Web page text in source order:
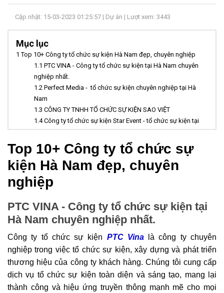
HỆ
Cập nhật: 15-03-2023 01:25:57 | Dự án | Lượt xem: 3443
Mục lục
1Top 10+ Công ty tổ chức sự kiện Hà Nam đẹp, chuyên nghiệp
1.1 PTC VINA - Công ty tổ chức sự kiện tại Hà Nam chuyên
nghiệp nhất.
1.2 Perfect Media - tổ chức sự kiện chuyên nghiệp tại Hà
Nam
1.3 CÔNG TY TNHH TỔ CHỨC SỰ KIỆN SAO VIỆT
1.4Công ty tổ chức sự kiện Star Event - tổ chức sự kiện tại
Hà Nam
1.5 Công ty tổ chức sự kiện VIETSKY - tổ chức sự kiện tại Hà
Nam
1.6Tổ chức sự kiện Biz Event
1.7
SAO MAI
2.1NGỌC SƠN PALACE
2.2TÂN THỦY PALACE
Top 10+ Công ty tổ chức sự
kiện Hà Nam đẹp, chuyên
nghiệp
PTC VINA - Công ty tổ chức sự kiện tại
Hà Nam chuyên nghiệp nhất.
Công ty tổ chức sự kiện PTC Vinalà công ty chuyên
nghiệp trong việc tổ chức sự kiện, xây dựng và phát triển
thương hiệu của công ty khách hàng. Chúng tôi cung cấp
dịch vụ tổ chức sự kiện toàn diện và sáng tạo, mang lại
thành công và hiệu ứng truyền thông mạnh mẽ cho mọi